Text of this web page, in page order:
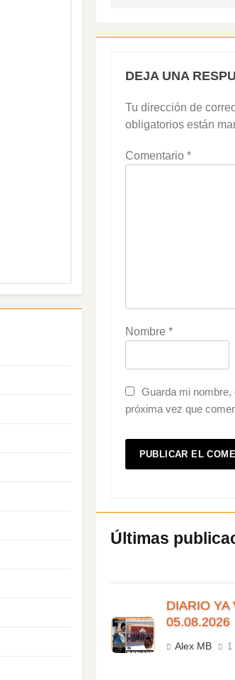
DEJA UNA
Tu dirección de
obligatorios están
Comentario *
Nombre *
Guarda mi nombre,
próxima vez que
DIARIO YA
05.08.2026
Alex MB 1